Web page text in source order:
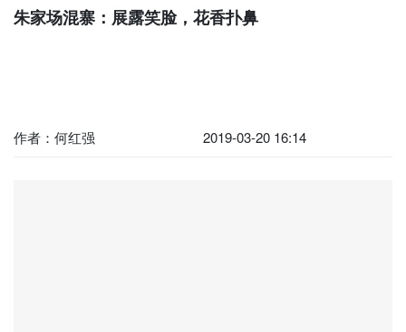
朱家场混寨：展露笑脸，花香扑鼻
作者：何红强 2019-03-20 16:14